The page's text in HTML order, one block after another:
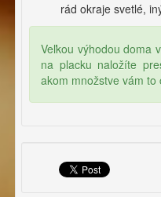
rád okraje svetlé,
Veľkou výhodou doma
na placku naložíte
akom množstve vám to